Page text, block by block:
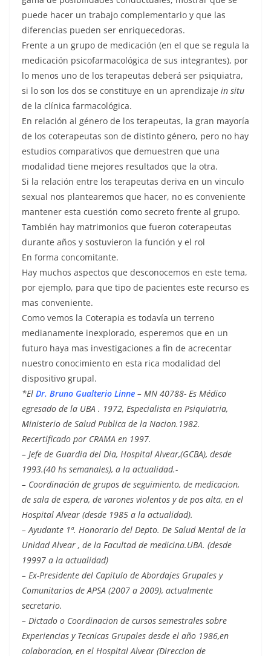
puede hacer un trabajo complementario y que las
diferencias pueden ser enriquecedoras.
Frente a un grupo de medicación (en el que se regula la
medicación psicofarmacológica de sus integrantes), por
lo menos uno de los terapeutas deberá ser psiquiatra,
si lo son los dos se constituye en un aprendizaje in situ
de la clínica farmacológica.
En relación al género de los terapeutas, la gran mayoría
de los coterapeutas son de distinto género, pero no hay
estudios comparativos que demuestren que una
modalidad tiene mejores resultados que la otra.
Si la relación entre los terapeutas deriva en un vinculo
sexual nos plantearemos que hacer, no es conveniente
mantener esta cuestión como secreto frente al grupo.
También hay matrimonios que fueron coterapeutas
durante años y sostuvieron la función y el rol
En forma concomitante.
Hay muchos aspectos que desconocemos en este tema,
por ejemplo, para que tipo de pacientes este recurso es
mas conveniente.
Como vemos la Coterapia es todavía un terreno
medianamente inexplorado, esperemos que en un
futuro haya mas investigaciones a fin de acrecentar
nuestro conocimiento en esta rica modalidad del
dispositivo grupal.
*El Dr. Bruno Gualterio Linne – MN 40788- Es Médico
egresado de la UBA . 1972, Especialista en Psiquiatria,
Ministerio de Salud Publica de la Nacion.1982.
Recertificado por CRAMA en 1997.
– Jefe de Guardia del Dia, Hospital Alvear,(GCBA), desde
1993.(40 hs semanales), a la actualidad.-
– Coordinación de grupos de seguimiento, de medicacion,
de sala de espera, de varones violentos y de pos alta, en el
Hospital Alvear (desde 1985 a la actualidad).
– Ayudante 1ª. Honorario del Depto. De Salud Mental de la
Unidad Alvear , de la Facultad de medicina.UBA. (desde
19997 a la actualidad)
– Ex-Presidente del Capitulo de Abordajes Grupales y
Comunitarios de APSA (2007 a 2009), actualmente
secretario.
– Dictado o Coordinacion de cursos semestrales sobre
Experiencias y Tecnicas Grupales desde el año 1986,en
colaboracion, en el Hospital Alvear (Direccion de